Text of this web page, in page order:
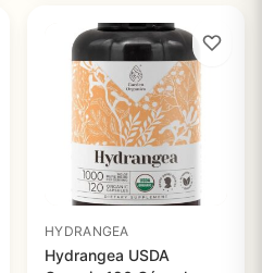
HYDRANGEA
Hydrangea USDA